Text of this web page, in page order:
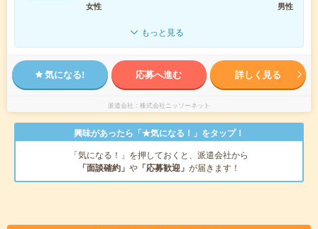
女性
男性
もっと見る
気になる! 応募へ進む 詳しく見る
派遣会社 株式会社ニッソーネット
興味があったら「★気になる！」をタップ！
「気になる！」を押しておくと、派遣会社から
「面談確約」 や 「応募歓迎」 が届きます！